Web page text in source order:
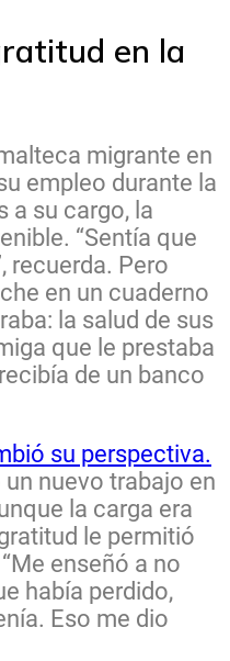
en la
migrante en
empleo durante la
a su cargo, la
“Sentía que
recuerda. Pero
en un cuaderno
la salud de sus
que le prestaba
de un banco
su perspectiva.
nuevo trabajo en
la carga era
le permitió
enseñó a no
había perdido,
Eso me dio